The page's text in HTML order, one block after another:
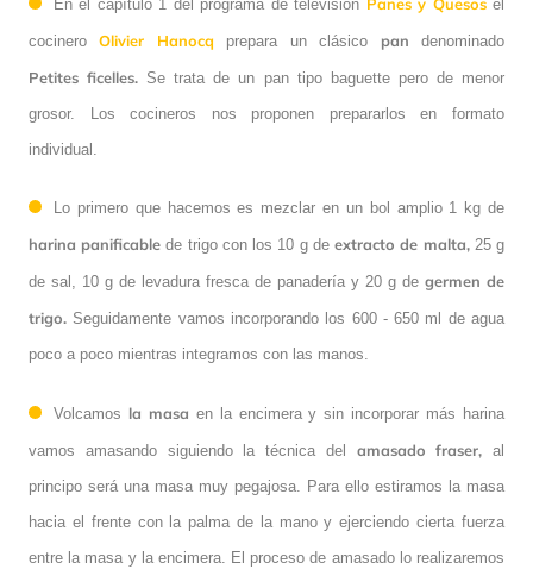
En el capítulo 1 del programa de televisión el
cocineroOlivier Hanocq prepara un clásico pan denominado
Petites ficelles. Se trata de un pan tipo baguette pero de menor
grosor. Los cocineros nos proponen prepararlos en formato
individual.
Lo primero que hacemos es mezclar en un bol amplio 1 kg de
harina panificable de trigo con los 10 g deextracto de malta,25 g
de sal, 10 g de levadura fresca de panadería y 20 g de germen de
trigo. Seguidamente vamos incorporando los 600 - 650 ml de agua
poco a poco mientras integramos con las manos.
Volcamos la masa en la encimera y sin incorporar más harina
vamos amasando siguiendo la técnica del amasado fraser, al
principo será una masa muy pegajosa. Para ello estiramos la masa
hacia el frente con la palma de la mano y ejerciendo cierta fuerza
entre la masa y la encimera. El proceso de amasado lo realizaremos